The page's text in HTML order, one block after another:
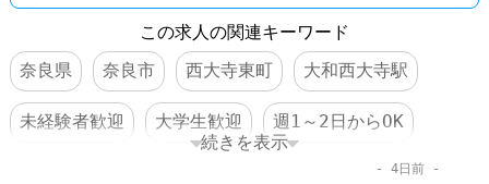
この求人の関連キーワード
奈良県
奈良市 西大寺東町 大和西大寺駅
未経験者歓迎 大学生歓迎 週1～2日からOK
交通費支給
続きを表示
4日前